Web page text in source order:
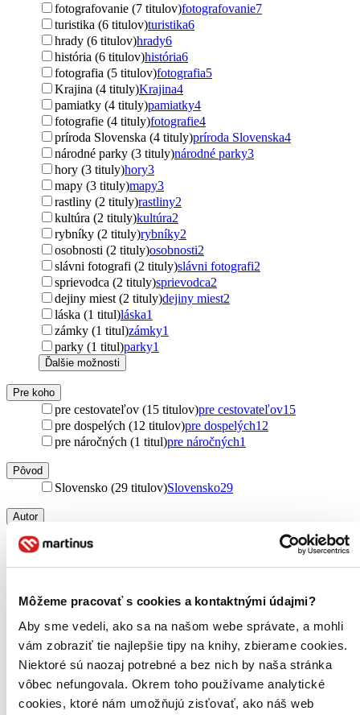
Môžeme pracovať s cookies a kontaktnými údajmi?
Aby sme vedeli, ako sa na našom webe správate, a mohli
vám zobraziť tie najlepšie tipy na knihy, zbierame cookies.
Niektoré sú naozaj potrebné a bez nich by naša stránka
vôbec nefungovala. Okrem toho používame analytické
cookies, ktoré nám umožňujú zisťovať, ako náš web
fotografovanie (7 titulov)fotografovanie7
turistika (6 titulov)turistika6
hrady (6 titulov)hrady6
história (6 titulov)história6
fotografia (5 titulov)fotografia5
Krajina (4 tituly)Krajina4
pamiatky (4 tituly)pamiatky4
fotografie (4 tituly)fotografie4
príroda Slovenska (4 tituly)príroda Slovenska4
národné parky (3 tituly)národné parky3
hory (3 tituly)hory3
mapy (3 tituly)mapy3
rastliny (2 tituly)rastliny2
kultúra (2 tituly)kultúra2
rybníky (2 tituly)rybníky2
osobnosti (2 tituly)osobnosti2
slávni fotografi (2 tituly)slávni fotografi2
sprievodca (2 tituly)sprievodca2
dejiny miest (2 tituly)dejiny miest2
láska (1 titul)láska1
zámky (1 titul)zámky1
parky (1 titul)parky1
Ďalšie možnosti
Pre koho
pre cestovateľov (15 titulov)pre cestovateľov15
pre dospelých (12 titulov)pre dospelých12
pre náročných (1 titul)pre náročných1
Pôvod
Slovensko (29 titulov)Slovensko29
Autor
222
Vladimír Barta (99 titulov)
Vladimír Bárta ml. (12 titulov)Vladimír Bárta ml.12
Jaroslav Liptay (6 titulov) Jaroslav Liptay6
Jaroslav Nešpor (5 titulov)Jaroslav Nešpor5
Andrej Chudoba (4 tituly) Andrej Chudoba4
Lýdia Slabá (3 tituly)Lýdia Slabá3
Viera Sokolová (3 tituly)
Viera Sokolová
Vladimír Barta ml. (3 tituly)
Vladimír Barta ml. 3
Maroš Detko (3 tituly)Maroš Detko3